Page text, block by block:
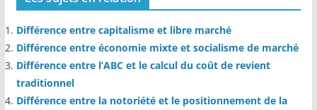
Différence entre capitalisme et libre marché
Différence entre économie mixte et socialisme de marché
Différence entre l’ABC et le calcul du coût de revient
traditionnel
Différence entre la notoriété et le positionnement de la